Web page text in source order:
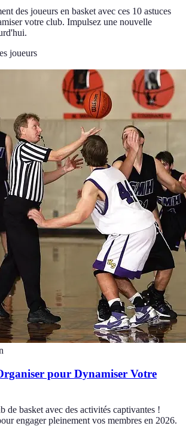
des joueurs en basket avec ces 10 astuces
votre club. Impulsez une nouvelle
joueurs
pour Dynamiser Votre
de basket avec des activités captivantes !
engager pleinement vos membres en 2026.